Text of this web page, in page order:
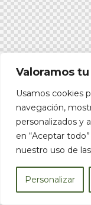
Valoramos
Usamos cookies
navegación,
personalizados y
en “Aceptar
nuestro uso de
Personalizar
ES